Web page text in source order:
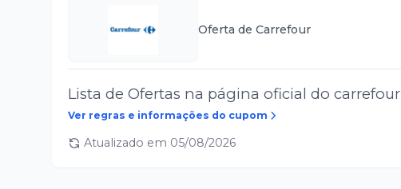
Oferta deCarrefour
Lista de Ofertas na página oficial do carrefour
Ver regras e informações do cupom
Atualizado em 05/08/2026